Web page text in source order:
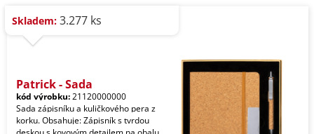
Skladem: 3.277 ks
Patrick - Sada
kód výrobku:21120000000
Sada zápisníku a kuličkového pera z
korku. Obsahuje: Zápisník s tvrdou